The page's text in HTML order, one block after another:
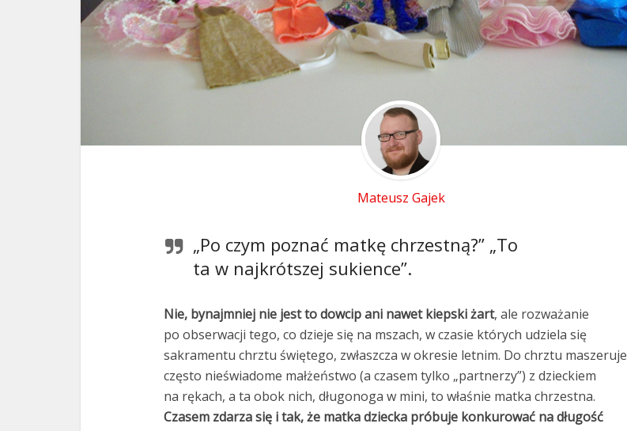
Mateusz Gajek
„Po czym poznać matkę chrzestną?” „To
ta w najkrótszej sukience”.
Nie, bynajmniej nie jest to dowcip ani nawet kiepski żart, ale rozważanie
po obserwacji tego, co dzieje się na mszach, w czasie których udziela się
sakramentu chrztu świętego, zwłaszcza w okresie letnim. Do chrztu maszeruje
często nieświadome małżeństwo (a czasem tylko „partnerzy”) z dzieckiem
na rękach, a ta obok nich, długonoga w mini, to właśnie matka chrzestna.
Czasem zdarza się i tak, że matka dziecka próbuje konkurować na długość